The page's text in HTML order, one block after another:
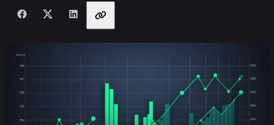
Dela med vänner